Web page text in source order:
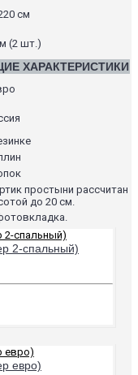
см
(2 шт.)
ХАРАКТЕРИСТИКИ
простыни рассчитан
до 20 см.
2-спальный)
евро)